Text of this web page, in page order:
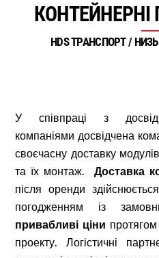
КОНТЕЙНЕРНІ
HDS ТРАНСПОРТ /
У співпраці з
компаніями досвідчена
своєчасну доставку
та їх монтаж. Доставка
після оренди
погодженням із
привабливі ціни протягом
проекту. Логістичні